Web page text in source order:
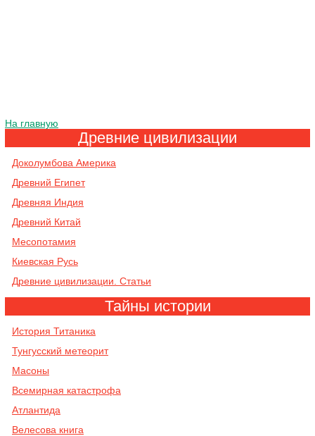
На главную
Древние цивилизации
Доколумбова Америка
Древний Египет
Древняя Индия
Древний Китай
Месопотамия
Киевская Русь
Древние цивилизации. Статьи
Тайны истории
История Титаника
Тунгусский метеорит
Масоны
Всемирная катастрофа
Атлантида
Велесова книга